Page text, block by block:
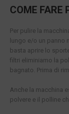
COME FARE
Per pulire la
lungo e/o un panno
basta aprire lo
filtri eliminiamo la
bagnato. Prima di
Anche la macchina
polvere e il polline